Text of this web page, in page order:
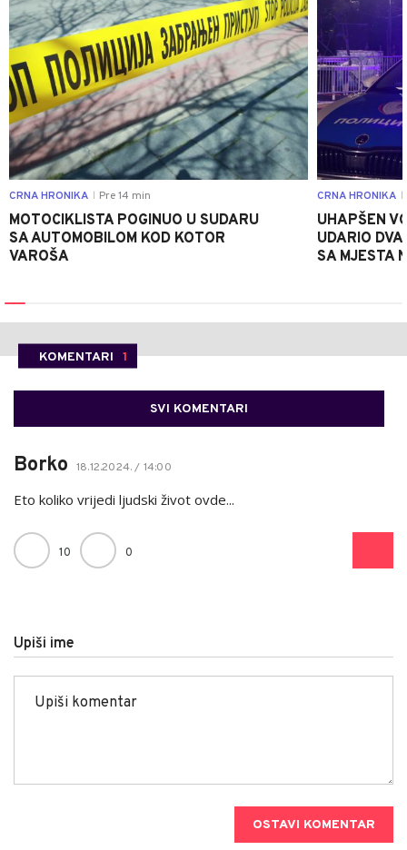
CRNA HRONIKA Pre 14 min
MOTOCIKLISTA POGINUO U SUDARU
SA AUTOMOBILOM KOD KOTOR
VAROŠA
CRNA HRONIKA
UHAPŠEN
UDARIO
SA MJESTA
KOMENTARI 1
SVI KOMENTARI
Borko 18.12.2024. / 14:00
Eto koliko vrijedi ljudski život ovde...
10 0
Upiši ime
OSTAVI KOMENTAR